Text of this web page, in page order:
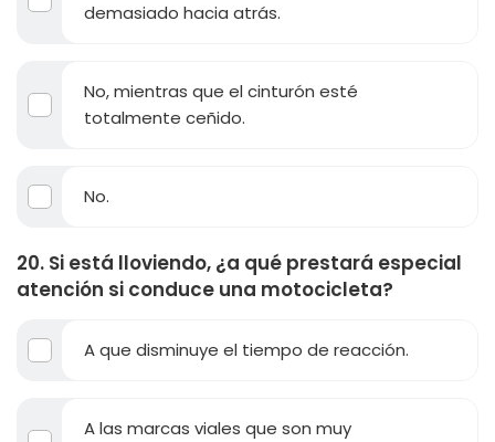
demasiado hacia atrás.
No, mientras que el cinturón esté
totalmente ceñido.
No.
20. Si está lloviendo, ¿a qué prestará especial
atención si conduce una motocicleta?
A que disminuye el tiempo de reacción.
A las marcas viales que son muy